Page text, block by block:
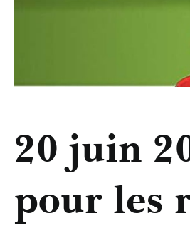
20 juin
pour les